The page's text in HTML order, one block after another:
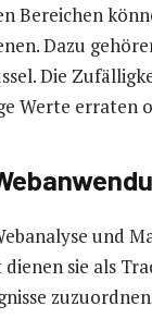
Bereichen
Dazu
Die
Werte erraten
und
sie als